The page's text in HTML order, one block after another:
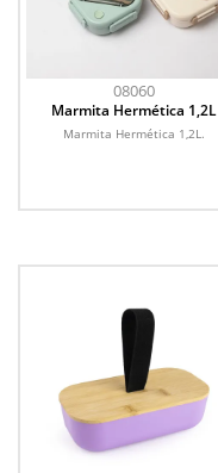
08060
Marmita Hermética 1,2L
Marmita Hermética 1,2L.